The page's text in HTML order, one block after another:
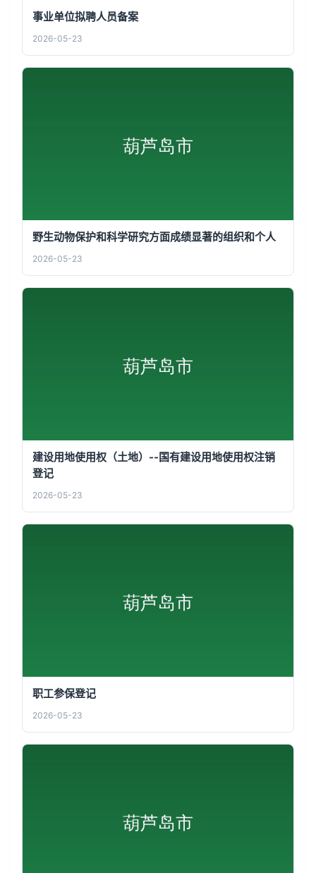
事业单位拟聘人员备案
2026-05-23
野生动物保护和科学研究方面成绩显著的组织和个人
2026-05-23
建设用地使用权（土地）--国有建设用地使用权注销
登记
2026-05-23
职工参保登记
2026-05-23